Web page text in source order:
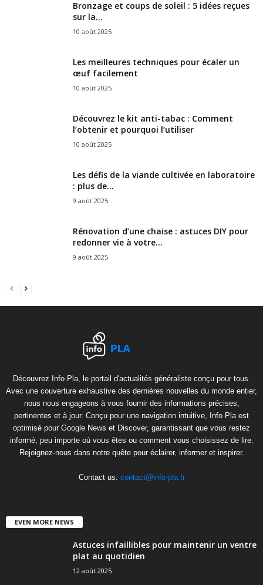
Bronzage et coups de soleil : 5 idées reçues
sur la...
10 août 2025
Les meilleures techniques pour écaler un
œuf facilement
10 août 2025
Découvrez le kit anti-tabac : Comment
l’obtenir et pourquoi l’utiliser
10 août 2025
Les défis de la viande cultivée en laboratoire
: plus de...
9 août 2025
Rénovation d’une chaise : astuces DIY pour
redonner vie à votre...
9 août 2025
Découvrez Info Pla, le portail d'actualités généraliste conçu pour tous.
Avec une couverture exhaustive des dernières nouvelles du monde entier,
nous nous engageons à vous fournir des informations précises,
pertinentes et à jour. Conçu pour une navigation intuitive, Info Pla est
optimisé pour Google News et Discover, garantissant que vous restez
informé, peu importe où vous êtes ou comment vous choisissez de lire.
Rejoignez-nous dans notre quête pour éclairer, informer et inspirer.
Contact us: contact@info-pla.fr
EVEN MORE NEWS
Astuces infaillibles pour maintenir un ventre
plat au quotidien
12 août 2025